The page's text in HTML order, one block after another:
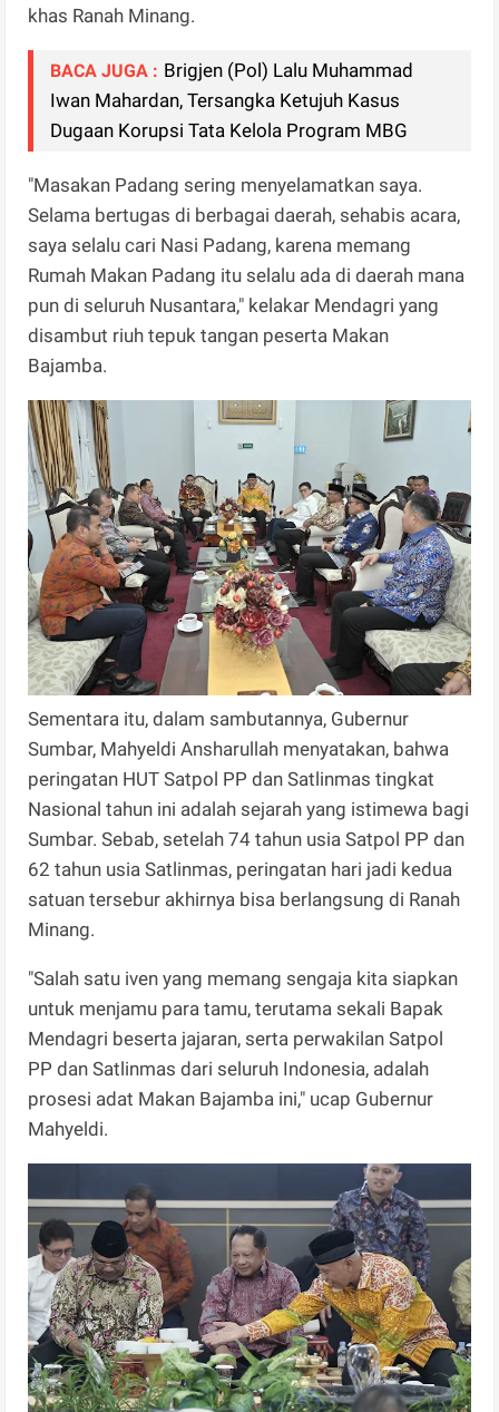
khas Ranah Minang.
BACA JUGA : Brigjen (Pol) Lalu Muhammad
Iwan Mahardan, Tersangka Ketujuh Kasus
Dugaan Korupsi Tata Kelola Program MBG
"Masakan Padang sering menyelamatkan saya.
Selama bertugas di berbagai daerah, sehabis acara,
saya selalu cari Nasi Padang, karena memang
Rumah Makan Padang itu selalu ada di daerah mana
pun di seluruh Nusantara," kelakar Mendagri yang
disambut riuh tepuk tangan peserta Makan
Bajamba.
Sementara itu, dalam sambutannya, Gubernur
Sumbar, Mahyeldi Ansharullah menyatakan, bahwa
peringatan HUT Satpol PP dan Satlinmas tingkat
Nasional tahun ini adalah sejarah yang istimewa bagi
Sumbar. Sebab, setelah 74 tahun usia Satpol PP dan
62 tahun usia Satlinmas, peringatan hari jadi kedua
satuan tersebur akhirnya bisa berlangsung di Ranah
Minang.
"Salah satu iven yang memang sengaja kita siapkan
untuk menjamu para tamu, terutama sekali Bapak
Mendagri beserta jajaran, serta perwakilan Satpol
PP dan Satlinmas dari seluruh Indonesia, adalah
prosesi adat Makan Bajamba ini," ucap Gubernur
Mahyeldi.